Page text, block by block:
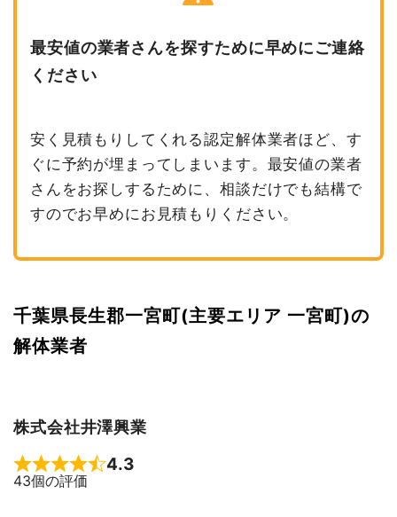
最安値の業者さんを探すために早めにご連絡
ください
安く見積もりしてくれる認定解体業者ほど、す
ぐに予約が埋まってしまいます。最安値の業者
さんをお探しするために、相談だけでも結構で
すのでお早めにお見積もりください。
千葉県長生郡一宮町(主要エリア 一宮町)の
解体業者
株式会社井澤興業
Rated 4.3 out of 5
4.3
43個の評価